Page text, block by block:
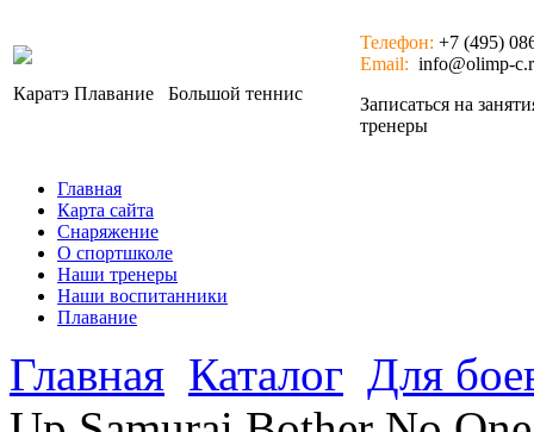
Каратэ Плавание Большой теннис
Телефон: +7 (495)
Email: info@olimp-
Записаться на
тренеры
Главная
Карта сайта
Снаряжение
О спортшколе
Наши тренеры
Наши воспитанники
Плавание
Главная Каталог Для